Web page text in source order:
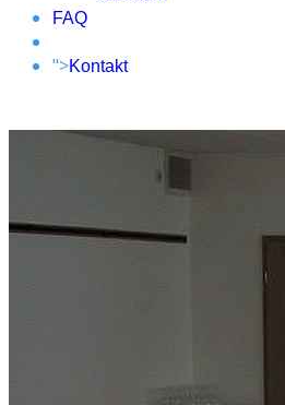
FAQ
">Kontakt